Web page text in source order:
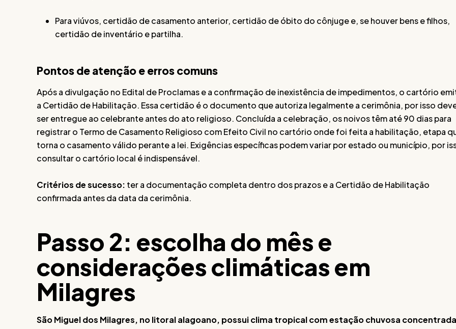
Para viúvos, certidão de casamento anterior, certidão de óbito do cônjuge e, se houver bens e filhos,
certidão de inventário e partilha.
Pontos de atenção e erros comuns
Após a divulgação no Edital de Proclamas e a confirmação de inexistência de impedimentos, o cartório
a Certidão de Habilitação. Essa certidão é o documento que autoriza legalmente a cerimônia, por isso
ser entregue ao celebrante antes do ato religioso. Concluída a celebração, os noivos têm até 90 dias para
registrar o Termo de Casamento Religioso com Efeito Civil no cartório onde foi feita a habilitação, etapa
torna o casamento válido perante a lei. Exigências específicas podem variar por estado ou município, por
consultar o cartório local é indispensável.
Critérios de sucesso: ter a documentação completa dentro dos prazos e a Certidão de Habilitação
confirmada antes da data da cerimônia.
Passo 2: escolha do mês e
considerações climáticas em
Milagres
São Miguel dos Milagres, no litoral alagoano, possui clima tropical com estação chuvosa concentrada